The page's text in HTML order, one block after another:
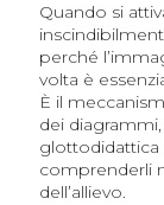
Quando si
perché
volta è
È il
dei
glottodidattica
comprenderli
dell’allievo.